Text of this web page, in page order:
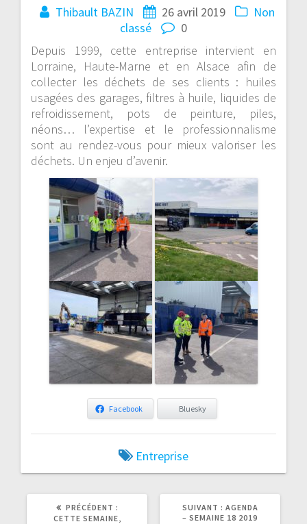
Thibault BAZIN 26 avril 2019
Non
classé
0
Depuis 1999, cette entreprise intervient en
Lorraine, Haute-Marne et en Alsace afin de
collecter les déchets de ses clients : huiles
usagées des garages, filtres à huile, liquides de
refroidissement, pots de peinture, piles,
néons… l’expertise et le professionnalisme
sont au rendez-vous pour mieux valoriser les
déchets. Un enjeu d’avenir.
Facebook Bluesky
Entreprise
PRÉCÉDENT :
ARTICLE
PRÉCÉDENT
CETTE SEMAINE,
SUIVANT :
ARTICLE
AGENDA
– SEMAINE 18 2019